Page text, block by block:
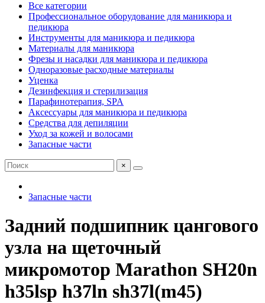
Все категории
Профессиональное оборудование для маникюра и
педикюра
Инструменты для маникюра и педикюра
Материалы для маникюра
Фрезы и насадки для маникюра и педикюра
Одноразовые расходные материалы
Уценка
Дезинфекция и стерилизация
Парафинотерапия, SPA
Аксессуары для маникюра и педикюра
Средства для депиляции
Уход за кожей и волосами
Запасные части
×
Запасные части
Задний подшипник цангового
узла на щеточный
микромотор Marathon SH20n
h35lsp h37ln sh37l(m45)